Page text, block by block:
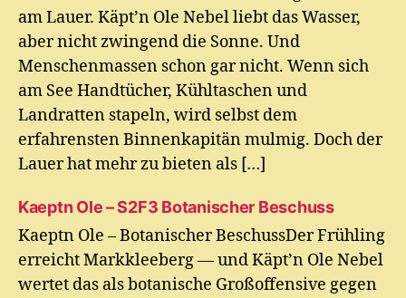
am Lauer. Käpt’n Ole Nebel liebt das Wasser,
aber nicht zwingend die Sonne. Und
Menschenmassen schon gar nicht. Wenn sich
am See Handtücher, Kühltaschen und
Landratten stapeln, wird selbst dem
erfahrensten Binnenkapitän mulmig. Doch der
Lauer hat mehr zu bieten als […]
Kaeptn Ole – S2F3 Botanischer Beschuss
Kaeptn Ole – Botanischer BeschussDer Frühling
erreicht Markkleeberg — und Käpt’n Ole Nebel
wertet das als botanische Großoffensive gegen